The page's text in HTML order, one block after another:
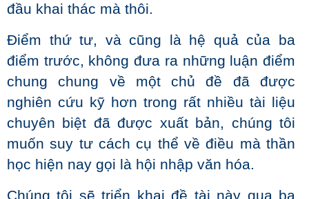
đầu khai thác mà thôi.
Điểm thứ tư, và cũng là hệ quả của ba
điểm trước, không đưa ra những luận điểm
chung chung về một chủ đề đã được
nghiên cứu kỹ hơn trong rất nhiều tài liệu
chuyên biệt đã được xuất bản, chúng tôi
muốn suy tư cách cụ thể về điều mà thần
học hiện nay gọi là hội nhập văn hóa.